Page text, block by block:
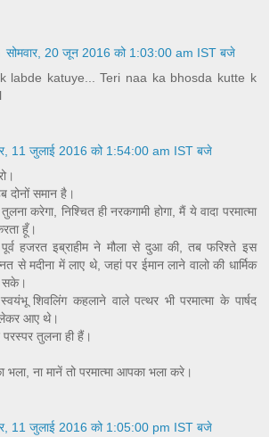
सोमवार, 20 जून 2016 को 1:03:00 am IST बजे
labde katuye... Teri naa ka bhosda kutte k
11 जुलाई 2016 को 1:54:00 am IST बजे
दोनों समान है।
करेगा, निश्चित ही नरकगामी होगा, मैं ये वादा परमात्मा
हूँ।
हजरत इब्राहीम ने मौला से दुआ की, तब फरिश्ते इस
से मदीना में लाए थे, जहां पर ईमान लाने वालो की धार्मिक
सके।
शिवलिंग कहलाने वाले पत्थर भी परमात्मा के पार्षद
लेकर आए थे।
तुलना ही हैं।
भला, ना मानें तो परमात्मा आपका भला करे।
11 जुलाई 2016 को 1:05:00 pm IST बजे